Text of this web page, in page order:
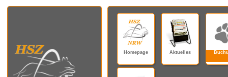
Homepage Aktuelles